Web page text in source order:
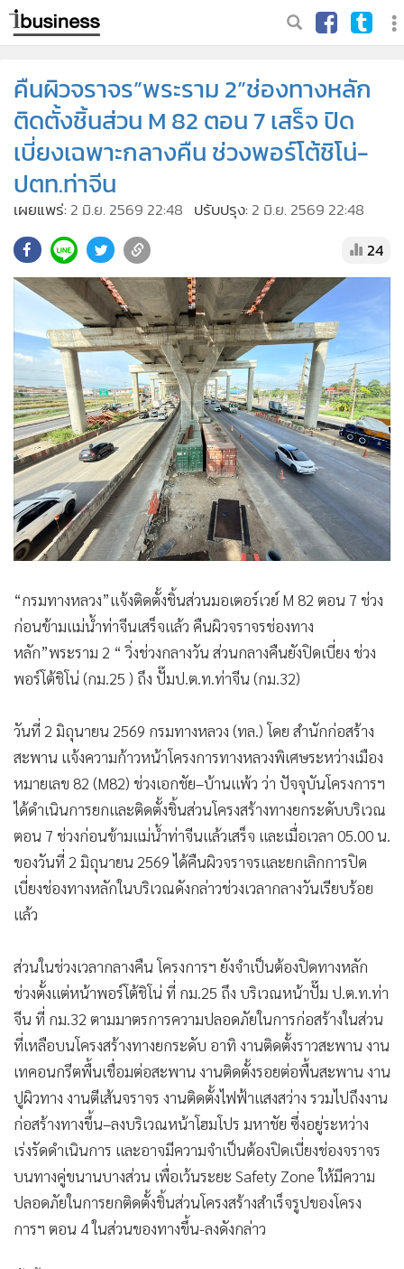
คืนผิวจราจร”พระราม 2”ช่องทางหลัก
ติดตั้งชิ้นส่วน M 82 ตอน 7 เสร็จ ปิด
เบี่ยงเฉพาะกลางคืน ช่วงพอร์โต้ชิโน่-
ปตท.ท่าจีน
เผยแพร่: 2 มิ.ย. 2569 22:48 ปรับปรุง: 2 มิ.ย. 2569 22:48
24
“กรมทางหลวง”แจ้งติดตั้งชิ้นส่วนมอเตอร์เวย์ M 82 ตอน 7 ช่วง
ก่อนข้ามแม่น้ำท่าจีนเสร็จแล้ว คืนผิวจราจรช่องทาง
หลัก”พระราม 2 “ วิ่งช่วงกลางวัน ส่วนกลางคืนยังปิดเบี่ยง ช่วง
พอร์โต้ชิโน่ (กม.25 ) ถึง ปั๊มป.ต.ท.ท่าจีน (กม.32)
วันที่ 2 มิถุนายน 2569 กรมทางหลวง (ทล.) โดย สำนักก่อสร้าง
สะพาน แจ้งความก้าวหน้าโครงการทางหลวงพิเศษระหว่างเมือง
หมายเลข 82 (M82) ช่วงเอกชัย–บ้านแพ้ว ว่า ปัจจุบันโครงการฯ
ได้ดำเนินการยกและติดตั้งชิ้นส่วนโครงสร้างทางยกระดับบริเวณ
ตอน 7 ช่วงก่อนข้ามแม่น้ำท่าจีนแล้วเสร็จ และเมื่อเวลา 05.00 น.
ของวันที่ 2 มิถุนายน 2569 ได้คืนผิวจราจรและยกเลิกการปิด
เบี่ยงช่องทางหลักในบริเวณดังกล่าวช่วงเวลากลางวันเรียบร้อย
แล้ว
ส่วนในช่วงเวลากลางคืน โครงการฯ ยังจำเป็นต้องปิดทางหลัก
ช่วงตั้งแต่หน้าพอร์โต้ชิโน่ ที่ กม.25 ถึง บริเวณหน้าปั๊ม ป.ต.ท.ท่า
จีน ที่ กม.32 ตามมาตรการความปลอดภัยในการก่อสร้างในส่วน
ที่เหลือบนโครงสร้างทางยกระดับ อาทิ งานติดตั้งราวสะพาน งาน
เทคอนกรีตพื้นเชื่อมต่อสะพาน งานติดตั้งรอยต่อพื้นสะพาน งาน
ปูผิวทาง งานตีเส้นจราจร งานติดตั้งไฟฟ้าแสงสว่าง รวมไปถึงงาน
ก่อสร้างทางขึ้น–ลงบริเวณหน้าโฮมโปร มหาชัย ซึ่งอยู่ระหว่าง
เร่งรัดดำเนินการ และอาจมีความจำเป็นต้องปิดเบี่ยงช่องจราจร
บนทางคู่ขนานบางส่วน เพื่อเว้นระยะ Safety Zone ให้มีความ
ปลอดภัยในการยกติดตั้งชิ้นส่วนโครงสร้างสำเร็จรูปของโครง
การฯ ตอน 4 ในส่วนของทางขึ้น-ลงดังกล่าว